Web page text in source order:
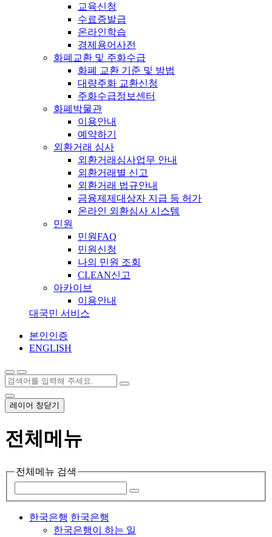
교육신청
수료증발급
온라인학습
경제용어사전
화폐교환 및 주화수급
화폐 교환 기준 및 방법
대량주화 교환신청
주화수급정보센터
화폐박물관
이용안내
예약하기
외환거래 심사
외환거래심사업무 안내
외환거래별 신고
외환거래 법규안내
금융제제대상자 지급 등 허가
온라인 외환심사 시스템
민원
민원FAQ
민원신청
나의 민원 조회
CLEAN신고
아카이브
이용안내
대국민 서비스
본인인증
ENGLISH
레이어 창닫기
전체메뉴
전체메뉴 검색
한국은행 한국은행
한국은행이 하는 일